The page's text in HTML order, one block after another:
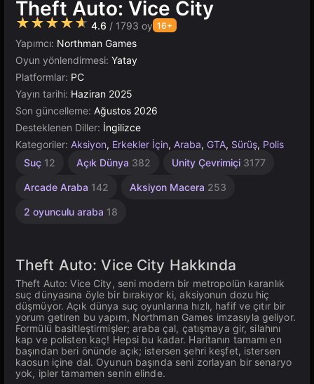
Theft Auto: Vice City
★★★★★ 4.6 / 1793 oy 16+
Yapımcı: Northman Games
Oyun yönlendirmesi: Yatay
Platformlar: PC
Yayın tarihi: Haziran 2025
Son güncelleme: Ağustos 2026
Desteklenen Diller: İngilizce
Kategoriler: Aksiyon, Erkekler İçin, Araba, GTA, Sürüş, Polis
Suç 12 Açık Dünya 382 Unity Çevrimiçi 3177
Arcade Araba 142 Aksiyon Macera 253
2 oyunculu araba 18
Theft Auto: Vice City Hakkında
Theft Auto: Vice City, seni modern bir metropolün karanlık
suç dünyasına öyle bir bırakıyor ki, aksiyonun dozu hiç
düşmüyor. Açık dünya suç oyunlarına hızlı, hafif ve çıtır bir
yorum getiren bu yapım, Northman Games imzasıyla geliyor.
Formülü basitleştirmişler; araba çal, çatışmaya gir, silahını
kap ve polisten kaç! Hepsi bu kadar. Haritanın tamamı en
başından beri önünde açık; istersen şehri keşfet, istersen
kaosun içine dal. Oyunun başında seni zorlayan bir senaryo
yok, ipler tamamen senin elinde.